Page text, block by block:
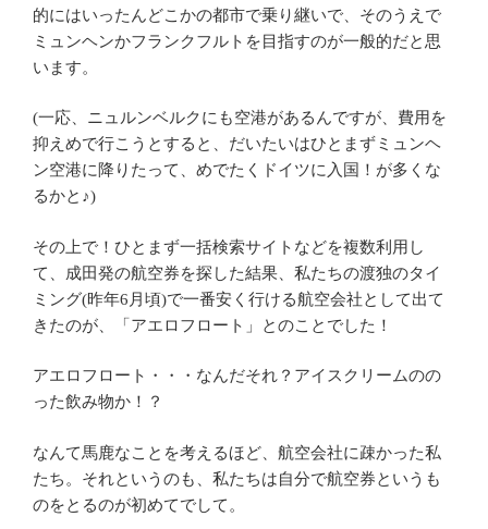
的にはいったんどこかの都市で乗り継いで、そのうえで
ミュンヘンかフランクフルトを目指すのが一般的だと思
います。
(一応、ニュルンベルクにも空港があるんですが、費用を
抑えめで行こうとすると、だいたいはひとまずミュンヘ
ン空港に降りたって、めでたくドイツに入国！が多くな
るかと♪)
その上で！ひとまず一括検索サイトなどを複数利用し
て、成田発の航空券を探した結果、私たちの渡独のタイ
ミング(昨年6月頃)で一番安く行ける航空会社として出て
きたのが、「アエロフロート」とのことでした！
アエロフロート・・・なんだそれ？アイスクリームのの
った飲み物か！？
なんて馬鹿なことを考えるほど、航空会社に疎かった私
たち。それというのも、私たちは自分で航空券というも
のをとるのが初めてでして。